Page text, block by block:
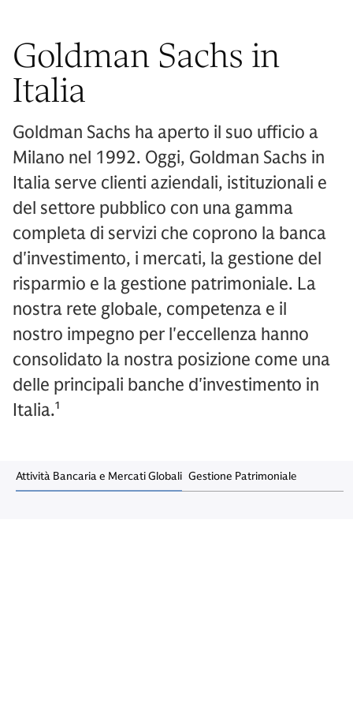
Goldman Sachs in
Italia
Goldman Sachs ha aperto il suo ufficio a
Milano nel 1992. Oggi, Goldman Sachs in
Italia serve clienti aziendali, istituzionali e
del settore pubblico con una gamma
completa di servizi che coprono la banca
d'investimento, i mercati, la gestione del
risparmio e la gestione patrimoniale. La
nostra rete globale, competenza e il
nostro impegno per l'eccellenza hanno
consolidato la nostra posizione come una
delle principali banche d'investimento in
Italia.¹
Attività Bancaria e Mercati Globali Gestione Patrimoniale